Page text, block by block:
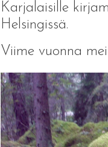
Karjalaisille
Helsingissä.
Viime vuonna